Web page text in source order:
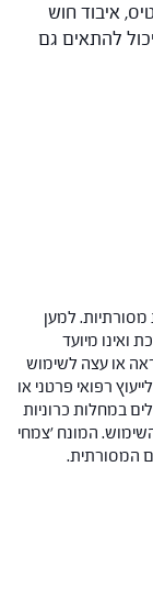
איבוד חוש
להתאים גם
למען
ואינו מיועד
או עצה לשימוש
רפואי פרטני או
במחלות כרוניות
המונח 'צמחי
המסורתית.